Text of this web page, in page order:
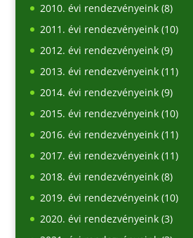
2010. évi rendezvényeink(8)
2011. évi rendezvényeink(10)
2012. évi rendezvényeink(9)
2013. évi rendezvényeink(11)
2014. évi rendezvényeink(9)
2015. évi rendezvényeink(10)
2016. évi rendezvényeink(11)
2017. évi rendezvényeink(11)
2018. évi rendezvényeink(8)
2019. évi rendezvényeink(10)
2020. évi rendezvényeink(3)